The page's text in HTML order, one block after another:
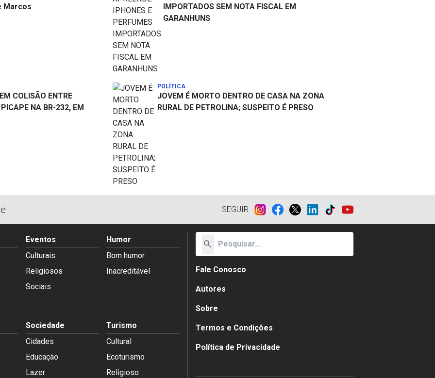
Marcos
IMPORTADOS SEM NOTA FISCAL EM
GARANHUNS
COLISÃO ENTRE
NA BR-232, EM
POLÍTICA
JOVEM É MORTO DENTRO DE CASA NA ZONA
RURAL DE PETROLINA; SUSPEITO É PRESO
SEGUIR
Eventos
Culturais
Religiosos
Sociais
Humor
Bom humor
Inacreditável
Sociedade
Cidades
Educação
Lazer
Turismo
Cultural
Ecoturismo
Religioso
search
Fale Conosco
Autores
Sobre
Termos e Condições
Política de Privacidade